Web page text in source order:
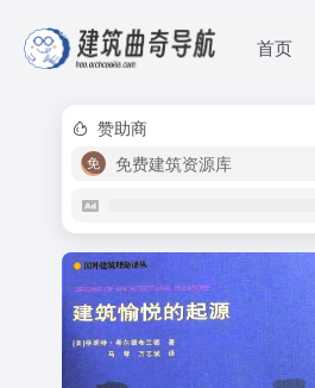
首页
赞助商
免费建筑资源库